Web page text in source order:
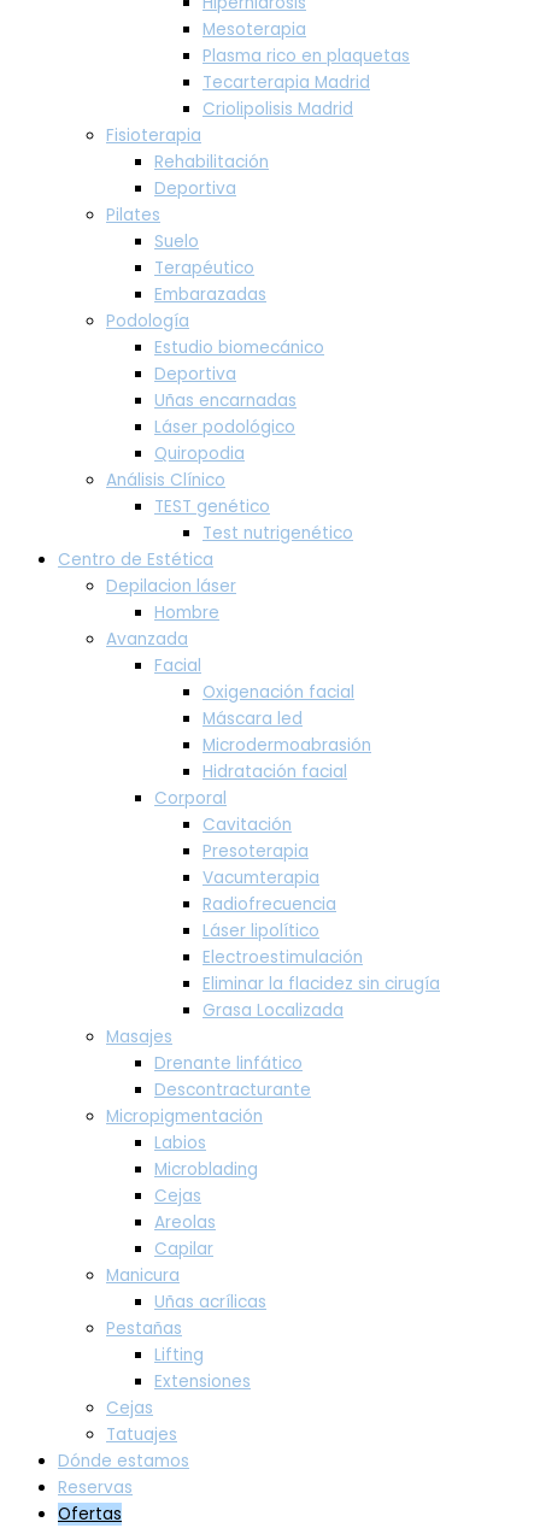
Mesoterapia
Plasma rico en plaquetas
Tecarterapia Madrid
Criolipolisis Madrid
Fisioterapia
Rehabilitación
Deportiva
Pilates
Suelo
Terapéutico
Embarazadas
Podología
Estudio biomecánico
Deportiva
Uñas encarnadas
Láser podológico
Quiropodia
Análisis Clínico
TEST genético
Test nutrigenético
Centro de Estética
Depilacion láser
Hombre
Avanzada
Facial
Oxigenación facial
Máscara led
Microdermoabrasión
Hidratación facial
Corporal
Cavitación
Presoterapia
Vacumterapia
Radiofrecuencia
Láser lipolítico
Electroestimulación
Eliminar la flacidez sin cirugía
Grasa Localizada
Masajes
Drenante linfático
Descontracturante
Micropigmentación
Labios
Microblading
Cejas
Areolas
Capilar
Manicura
Uñas acrílicas
Pestañas
Lifting
Extensiones
Cejas
Tatuajes
Dónde estamos
Reservas
Ofertas